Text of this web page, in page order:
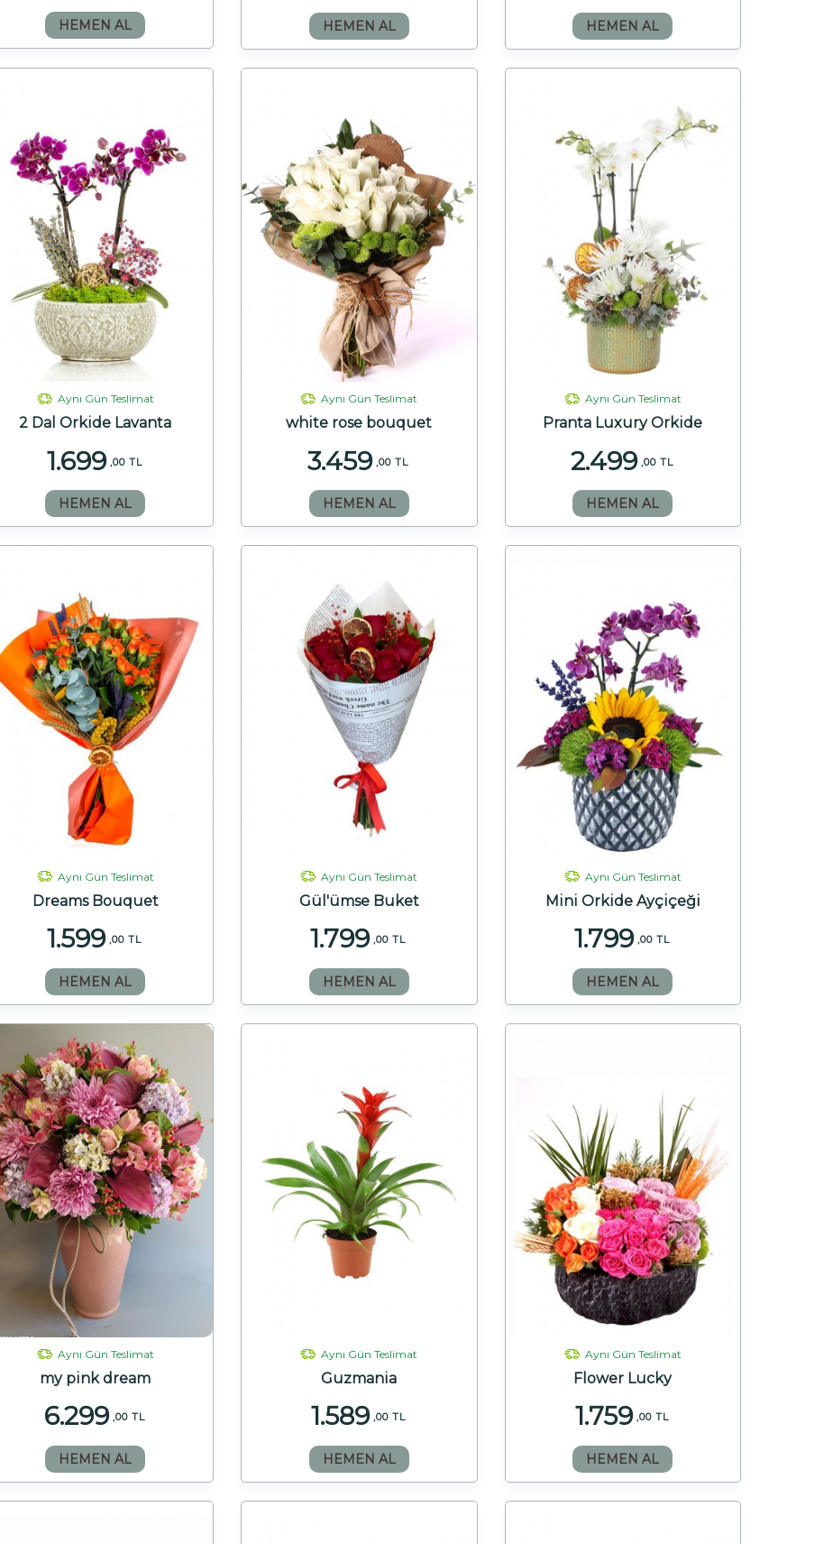
HEMEN AL HEMEN AL HEMEN AL
Aynı Gün Teslimat
2 Dal Orkide Lavanta
1.699 ,00 TL
HEMEN AL
Aynı Gün Teslimat
white rose bouquet
3.459 ,00 TL
HEMEN AL
Aynı Gün Teslimat
Pranta Luxury Orkide
2.499 ,00 TL
HEMEN AL
Aynı Gün Teslimat
Dreams Bouquet
1.599 ,00 TL
HEMEN AL
Aynı Gün Teslimat
Gül'ümse Buket
1.799 ,00 TL
HEMEN AL
Aynı Gün Teslimat
Mini Orkide Ayçiçeği
1.799 ,00 TL
HEMEN AL
Aynı Gün Teslimat
my pink dream
6.299 ,00 TL
HEMEN AL
Aynı Gün Teslimat
Guzmania
1.589 ,00 TL
HEMEN AL
Aynı Gün Teslimat
Flower Lucky
1.759 ,00 TL
HEMEN AL